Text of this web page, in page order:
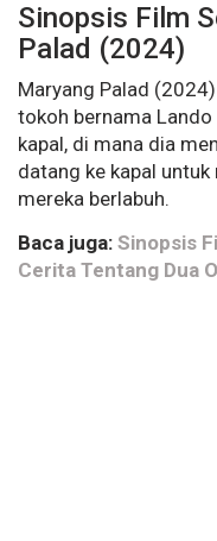
Sinopsis Film
Palad (2024)
Maryang Palad
tokoh bernama
kapal, di mana dia
datang ke kapal
mereka berlabuh.
Baca juga: Sinopsis
Cerita Tentang Dua